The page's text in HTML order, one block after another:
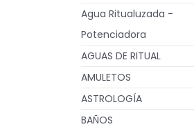
Agua Ritualuzada -
Potenciadora
AGUAS DE RITUAL
AMULETOS
ASTROLOGÍA
BAÑOS